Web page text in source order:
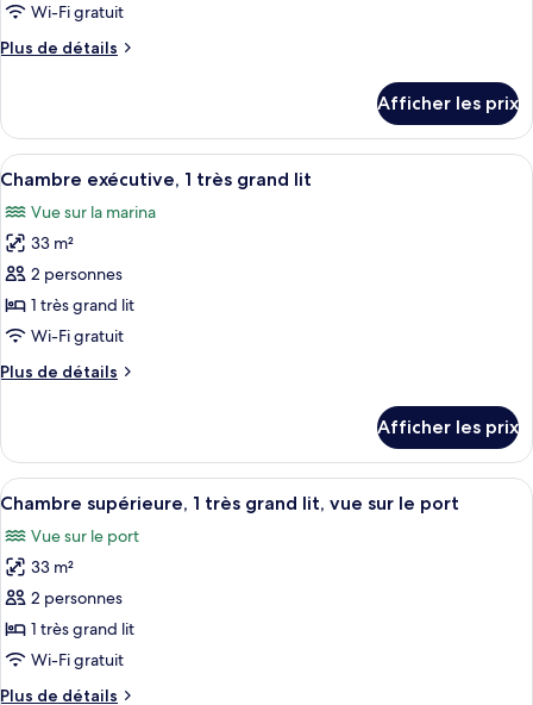
Wi-Fi gratuit
Plus de détails
Plus
King
Room
with
View
Afficher les prix
Afficher
toutes
les
photos
pour
ce
type
chambre :
très
lit
Un port de plaisance où sont
4
Chambre exécutive, 1 très grand lit
Vue sur la marina
33 m²
2 personnes
1 très grand lit
Wi-Fi gratuit
Plus de détails
Plus
Chambre
exécutive,
1
grand
lit
Afficher les prix
Afficher
toutes
les
photos
pour
ce
type
Une chambre d’hôtel comprenant
6
Chambre supérieure, 1 très grand lit, vue sur le port
Vue sur le port
33 m²
2 personnes
1 très grand lit
Wi-Fi gratuit
Plus de détails
Plus